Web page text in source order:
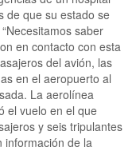
de que su estado se
saber
en contacto con esta
del avión, las
en el aeropuerto al
La aerolínea
el vuelo en el que
y seis tripulantes
información de la